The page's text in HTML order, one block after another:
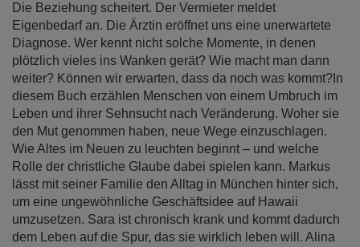
Die Beziehung scheitert. Der Vermieter meldet
Eigenbedarf an. Die Ärztin eröffnet uns eine unerwartete
Diagnose. Wer kennt nicht solche Momente, in denen
plötzlich vieles ins Wanken gerät? Wie macht man dann
weiter? Können wir erwarten, dass da noch was kommt?In
diesem Buch erzählen Menschen von einem Umbruch im
Leben und ihrer Sehnsucht nach Veränderung. Woher sie
den Mut genommen haben, neue Wege einzuschlagen.
Wie Altes im Neuen zu leuchten beginnt – und welche
Rolle der christliche Glaube dabei spielen kann. Markus
lässt mit seiner Familie den Alltag in München hinter sich,
um eine ungewöhnliche Geschäftsidee auf Hawaii
umzusetzen. Sara ist chronisch krank und kommt dadurch
dem Leben auf die Spur, das sie wirklich leben will. Alina